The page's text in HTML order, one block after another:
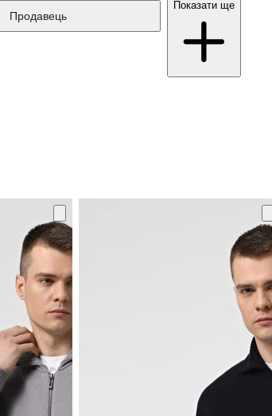
Продавець
Показати ще